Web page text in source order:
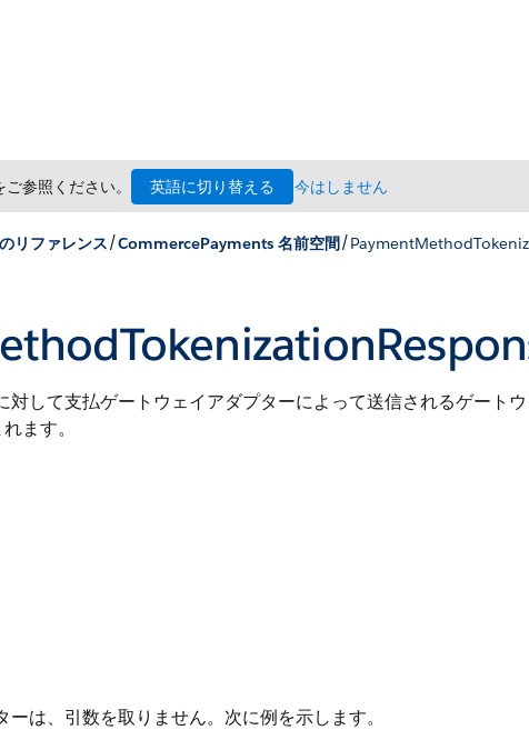
ご参照ください。 英語に切り替える 今はしません
リファレンス/CommercePayments 名前空間/
対して支払ゲートウェイアダプターによって送信されるゲート
ます。
は、引数を取りません。次に例を示します。